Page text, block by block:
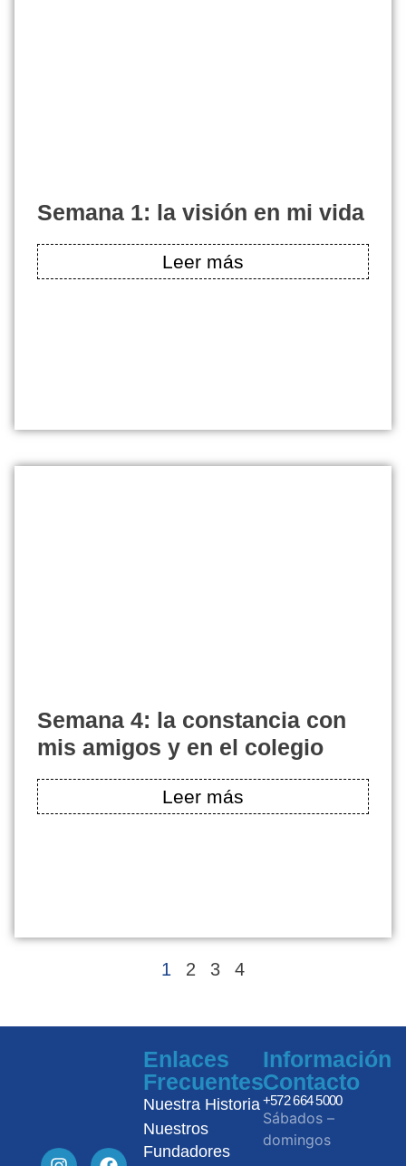
semana 1: la visión en mi vida
Leer más
semana 4: la constancia con
mis amigos y en el colegio
Leer más
1 2 3 4
Enlaces
Frecuentes
Nuestra Historia
Nuestros
Fundadores
Información
Contacto
+572 664 5000
Sábados –
domingos